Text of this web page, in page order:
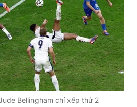
Bellingham chỉ xếp thứ 2